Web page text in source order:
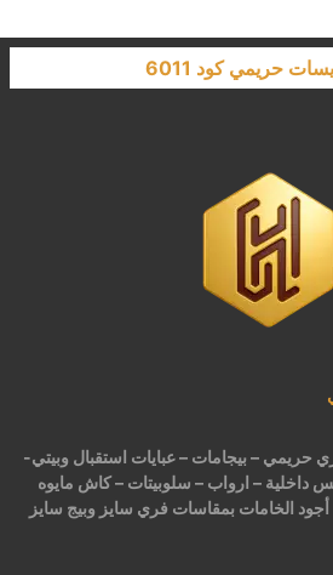
مشجر كود 9643
حريمي – بيجامات – عبايات استقبال وبيتي-
داخلية – ارواب – سلوبيتات – كاش مايوه
الخامات بمقاسات فري سايز وبيج سايز